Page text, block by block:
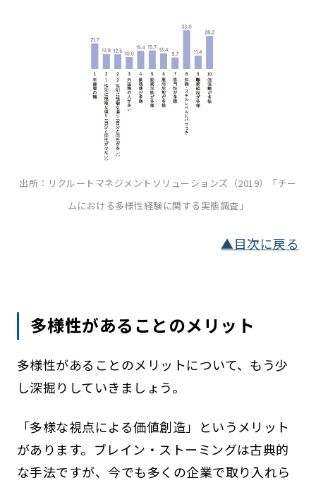
出所：リクルートマネジメントソリューションズ（2019）「チー
ムにおける多様性経験に関する実態調査」
▲目次に戻る
多様性があることのメリット
多様性があることのメリットについて、もう少
し深掘りしていきましょう。
「多様な視点による価値創造」というメリット
があります。ブレイン・ストーミングは古典的
な手法ですが、今でも多くの企業で取り入れら